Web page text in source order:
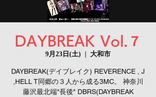
DAYBREAK Vol.７
9月23日(土)
  |
大和市
DAYBREAK(デイブレイク) REVERENCE , J
,HELL T同郷の３人から成る3MC。 神奈川
藤沢最北端"長後" DBRS(DAYBREAK